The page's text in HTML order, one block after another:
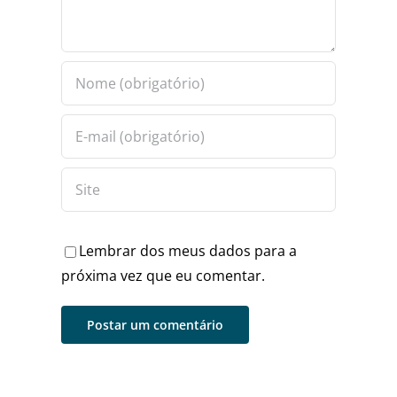
Lembrar dos meus dados para a
próxima vez que eu comentar.